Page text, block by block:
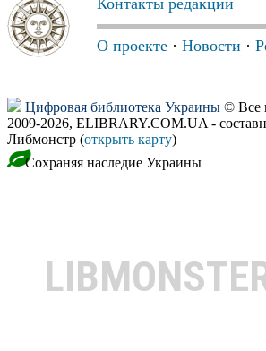
О проекте · Новости ·
Цифровая библиотека Украины © Все
2009-2026, ELIBRARY.COM.UA -
Либмонстр (открыть карту)
Сохраняя наследие Украины